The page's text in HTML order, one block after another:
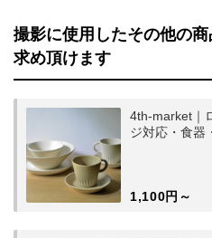
撮影に使用したその他の
求め頂けます
4th-market｜
ジ対応・食器
1,100円～